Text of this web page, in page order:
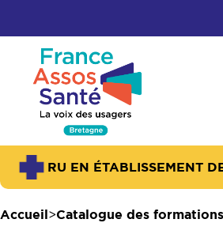
RU EN ÉTABLISSEMENT
Accueil Catalogue des formations